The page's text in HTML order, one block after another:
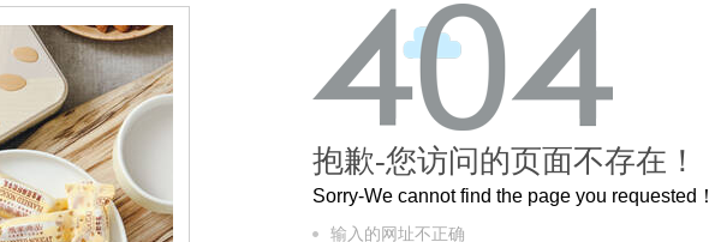
抱歉-您访问的页面不存在！
Sorry-We cannot find the page you requested！
输入的网址不正确